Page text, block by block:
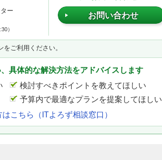
ー
）
お問い合わせ
ご利用ください。
具体的な解決方法をアドバイスします
検討すべきポイントを教えてほしい
予算内で最適なプランを提案してほしい
こちら（ITよろず相談窓口）